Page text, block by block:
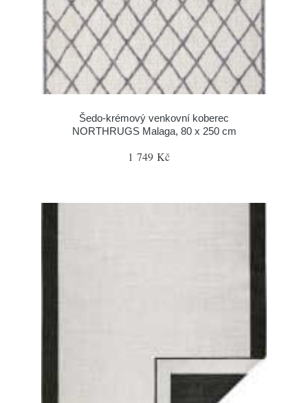
Šedo-krémový venkovní koberec
NORTHRUGS Malaga, 80 x 250 cm
1 749 Kč